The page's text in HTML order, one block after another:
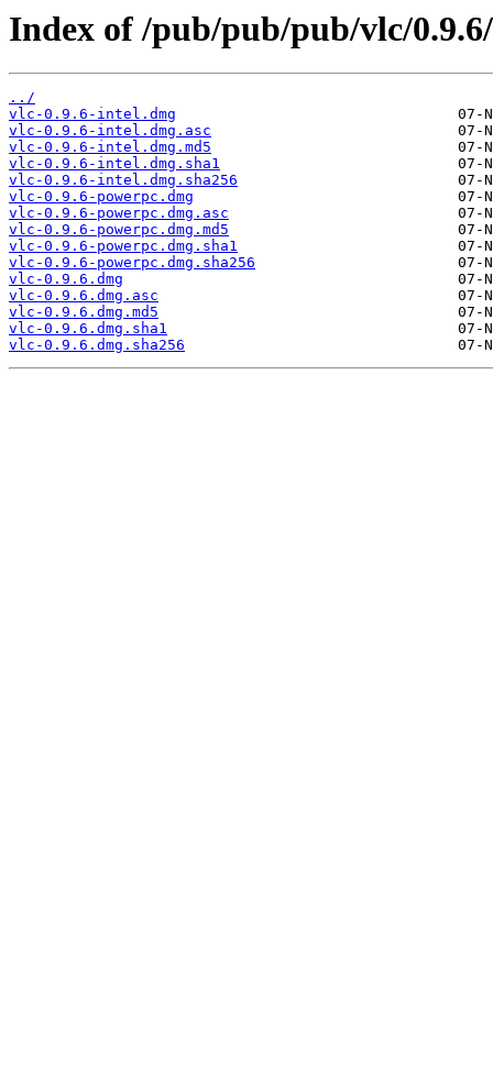
Index of /pub/pub/pub/vlc/
../
vlc-0.9.6-intel.dmg
vlc-0.9.6-intel.dmg.asc
vlc-0.9.6-intel.dmg.md5
vlc-0.9.6-intel.dmg.sha1
vlc-0.9.6-intel.dmg.sha256
vlc-0.9.6-powerpc.dmg
vlc-0.9.6-powerpc.dmg.asc
vlc-0.9.6-powerpc.dmg.md5
vlc-0.9.6-powerpc.dmg.sha1
vlc-0.9.6-powerpc.dmg.sha256
vlc-0.9.6.dmg
vlc-0.9.6.dmg.asc
vlc-0.9.6.dmg.md5
vlc-0.9.6.dmg.sha1
vlc-0.9.6.dmg.sha256